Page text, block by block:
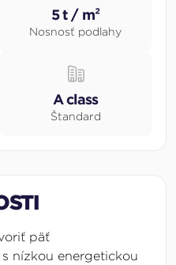
5 t / m²
Nosnosť podlahy
A class
Štandard
päť
nízkou energetickou